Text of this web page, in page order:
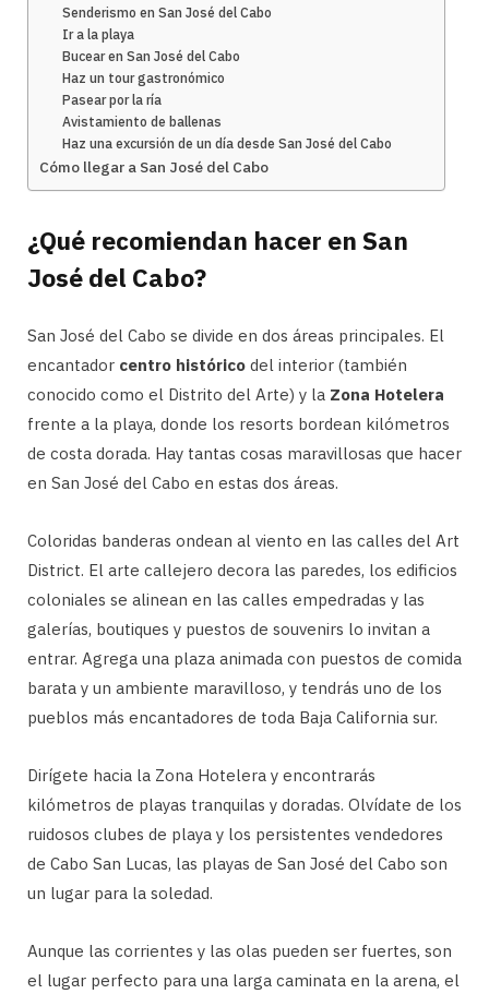
Senderismo en San José del Cabo
Ir a la playa
Bucear en San José del Cabo
Haz un tour gastronómico
Pasear por la ría
Avistamiento de ballenas
Haz una excursión de un día desde San José del Cabo
Cómo llegar a San José del Cabo
¿Qué recomiendan hacer en San
José del Cabo?
San José del Cabo se divide en dos áreas principales. El
encantador centro histórico del interior (también
conocido como el Distrito del Arte) y la Zona Hotelera
frente a la playa, donde los resorts bordean kilómetros
de costa dorada. Hay tantas cosas maravillosas que hacer
en San José del Cabo en estas dos áreas.
Coloridas banderas ondean al viento en las calles del Art
District. El arte callejero decora las paredes, los edificios
coloniales se alinean en las calles empedradas y las
galerías, boutiques y puestos de souvenirs lo invitan a
entrar. Agrega una plaza animada con puestos de comida
barata y un ambiente maravilloso, y tendrás uno de los
pueblos más encantadores de toda Baja California sur.
Dirígete hacia la Zona Hotelera y encontrarás
kilómetros de playas tranquilas y doradas. Olvídate de los
ruidosos clubes de playa y los persistentes vendedores
de Cabo San Lucas, las playas de San José del Cabo son
un lugar para la soledad.
Aunque las corrientes y las olas pueden ser fuertes, son
el lugar perfecto para una larga caminata en la arena, el